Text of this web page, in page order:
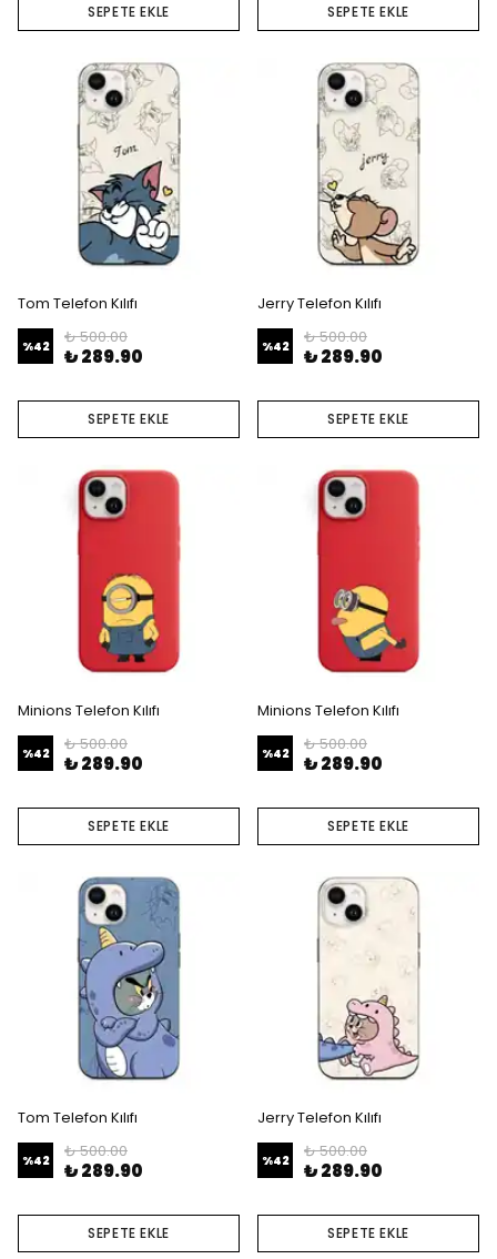
SEPETE EKLE SEPETE EKLE
Tom Telefon Kılıfı
%42 ₺ 500.00
₺ 289.90
SEPETE EKLE
Jerry Telefon Kılıfı
%42 ₺ 500.00
₺ 289.90
SEPETE EKLE
Minions Telefon Kılıfı
%42 ₺ 500.00
₺ 289.90
SEPETE EKLE
Minions Telefon Kılıfı
%42 ₺ 500.00
₺ 289.90
SEPETE EKLE
Tom Telefon Kılıfı
%42 ₺ 500.00
₺ 289.90
SEPETE EKLE
Jerry Telefon Kılıfı
%42 ₺ 500.00
₺ 289.90
SEPETE EKLE